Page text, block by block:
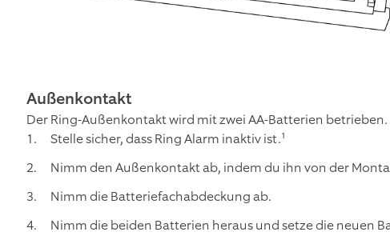
Außenkontakt
Der Ring-Außenkontakt wird mit zwei AA-Batterien
Stelle sicher, dass Ring Alarm inaktiv ist.¹
Nimm den Außenkontakt ab, indem du ihn von der
Nimm die Batteriefachabdeckung ab.
Nimm die beiden Batterien heraus und setze die neuen